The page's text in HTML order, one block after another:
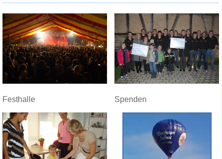
Festhalle Spenden